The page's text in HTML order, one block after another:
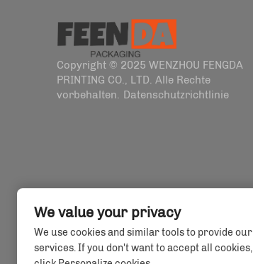
Copyright © 2025 WENZHOU FENGDA
PRINTING CO., LTD. Alle Rechte
vorbehalten. Datenschutzrichtlinie
We value your privacy
We use cookies and similar tools to provide our
services. If you don't want to accept all cookies,